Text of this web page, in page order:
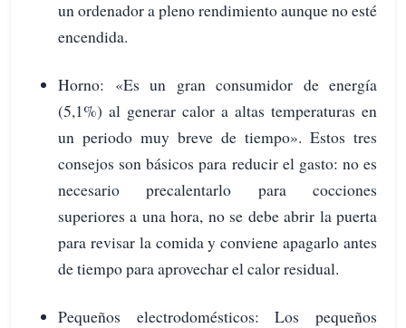
un ordenador a pleno rendimiento aunque no esté
encendida.
Horno: «Es un gran consumidor de energía
(5,1%) al generar calor a altas temperaturas en
un periodo muy breve de tiempo». Estos tres
consejos son básicos para reducir el gasto: no es
necesario precalentarlo para cocciones
superiores a una hora, no se debe abrir la puerta
para revisar la comida y conviene apagarlo antes
de tiempo para aprovechar el calor residual.
Pequeños electrodomésticos: Los pequeños